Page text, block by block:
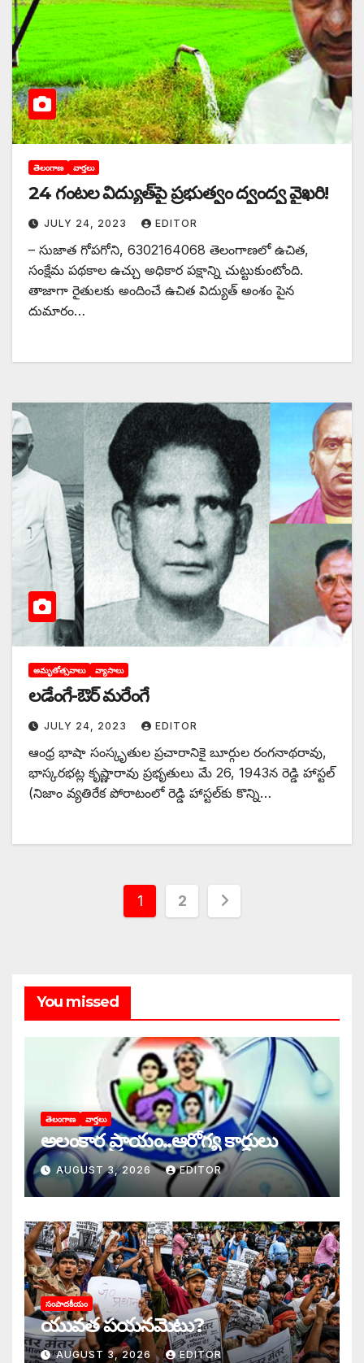
తెలంగాణ వార్తలు
24 ‌గంటల విద్యుత్‌పై ప్రభుత్వం ద్వంద్వ వైఖరి!
JULY 24, 2023 EDITOR
– సుజాత గోపగోని, 6302164068 తెలంగాణలో ఉచిత,
సంక్షేమ పథకాల ఉచ్చు అధికార పక్షాన్ని చుట్టుకుంటోంది.
తాజాగా రైతులకు అందించే ఉచిత విద్యుత్‌ అం‌శం పైన
దుమారం…
అమృతోత్సవాలు వ్యాసాలు
లడేంగే-ఔర్‌ ‌మరేంగే
JULY 24, 2023 EDITOR
ఆంధ్ర భాషా సంస్కృతుల ప్రచారానికై బూర్గుల రంగనాథరావు,
భాస్కరభట్ల కృష్ణారావు ప్రభృతులు మే 26, 1943న రెడ్డి హాస్టల్‌
(‌నిజాం వ్యతిరేక పోరాటంలో రెడ్డి హాస్టల్‌కు కొన్ని…
Posts
1 2
You missed
తెలంగాణ వార్తలు
అలంకార ప్రాయం..ఆరోగ్య కార్డులు
AUGUST 3, 2026 EDITOR
సంపాదకీయం
యువత పయనమెటు?
AUGUST 3, 2026 EDITOR